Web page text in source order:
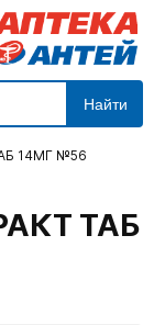
Найти
14МГ №56
ТАБ